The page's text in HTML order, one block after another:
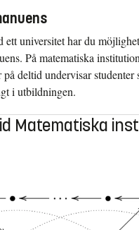
ett universitet har du
På matematiska
på deltid undervisar studenter
i utbildningen.
Matematiska